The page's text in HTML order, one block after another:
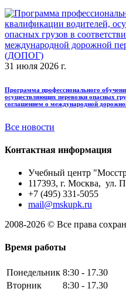
31 июля 2026 г.
Программа профессионального
осуществляющих перевозки опасных
соглашением о международной
Все новости
Контактная информация
Учебный центр
117393, г. Москва, ул.
+7 (495) 331-5055
mail@mskupk.ru
2008-2026 © Все права
Время работы
Понедельник 8:30 - 17.30
Вторник
8:30 - 17.30